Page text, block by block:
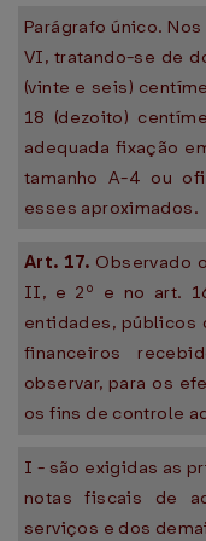
Parágrafo único.
VI, tratando-se de
(vinte e seis)
18 (dezoito)
adequada fixação
tamanho A-4 ou
esses aproximados.
Art. 17. Observado
II, e 2º e no art.
entidades, públicos
financeiros
observar, para os
os fins de controle
I - são exigidas as
notas fiscais de
serviços e dos